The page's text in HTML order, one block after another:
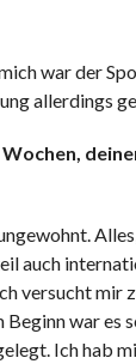
war der
allerdings
auch
versucht mir
war es
Ich hab